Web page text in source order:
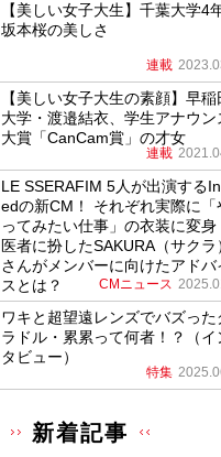
【美しい女子大生】千葉大学4
坂本桜の美しさ
連載
【美しい女子大生の素顔】早稲
大学・渡邉結衣、学生アナウン
大賞「CanCam賞」の才女
連載
LE SSERAFIM 5人が出演する
edの新CM！ それぞれ実際に「
ってみたい仕事」の衣装に変身
医者に扮したSAKURA（サクラ
さんがメンバーに向けたアドバ
スとは？
CMニュース
ワキと超望遠レンズでバズった
ラドル・累累って何者！？（イ
タビュー）
特集
新着記事